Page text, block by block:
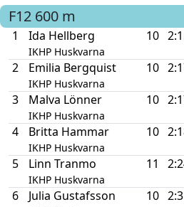
F12 600 m
1
Ida Hellberg
IKHP Huskvarna
10
2
Emilia Bergquist
IKHP Huskvarna
10
3
Malva Lönner
IKHP Huskvarna
10
4
Britta Hammar
IKHP Huskvarna
10
5
Linn Tranmo
IKHP Huskvarna
11
6
Julia Gustafsson 10